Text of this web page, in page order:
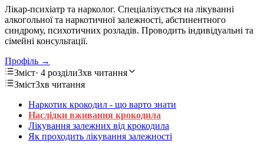
Лікар-психіатр та нарколог. Спеціалізується на лікуванні
алкогольної та наркотичної залежності, абстинентного
синдрому, психотичних розладів. Проводить індивідуальні та
сімейні консультації.
Профіль →
Зміст· 4 розділи3хв читання
Зміст3хв читання
Наркотик крокодил - що варто знати
Наслідки вживання крокодила
Лікування залежних від крокодила
Як проходить лікування залежності